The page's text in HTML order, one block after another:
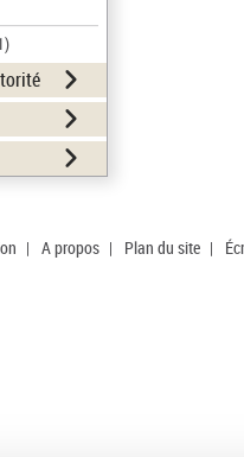
| A propos | Plan du site |